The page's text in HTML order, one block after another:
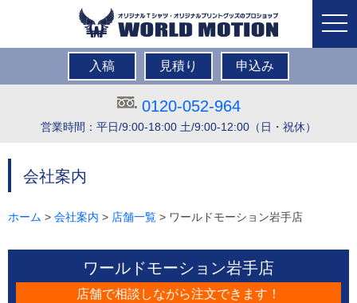
入稿 見積り 申込み
0120-052-964
営業時間：平日/9:00-18:00 土/9:00-12:00（日・祝休）
会社案内
ホーム > 会社案内 > 店舗一覧 > ワールドモーション岩手店
ワールドモーション岩手店
店舗で相談しながら注文できます！